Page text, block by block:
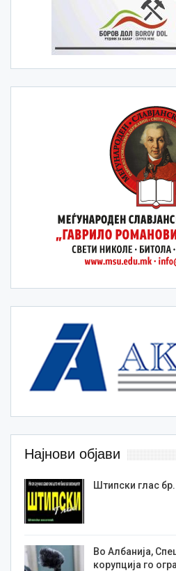
Најнови објави
Штипски глас
Во Албанија,
корупција го